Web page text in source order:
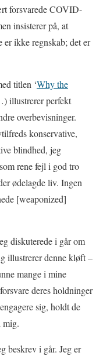
forsvarede COVID-
insisterer på, at
er ikke regnskab; det er
titlen ‘Why the
illustrerer perfekt
overbevisninger.
konservative,
blindhed, jeg
rene fejl i god tro
ødelagde liv. Ingen
[weaponized]
diskuterede i går om
illustrerer denne kløft –
mange i mine
deres holdninger
sig, holdt de
mig.
beskrev i går. Jeg er